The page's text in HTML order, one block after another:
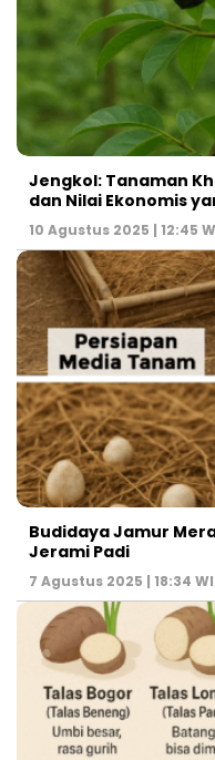
Jengkol: Tanaman
dan Nilai Ekonomis
10 Agustus 2025 | 12:45
Budidaya Jamur
Jerami Padi
7 Agustus 2025 | 18:34